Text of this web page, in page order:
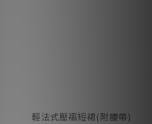
輕法式壓褶短裙(附腰帶)